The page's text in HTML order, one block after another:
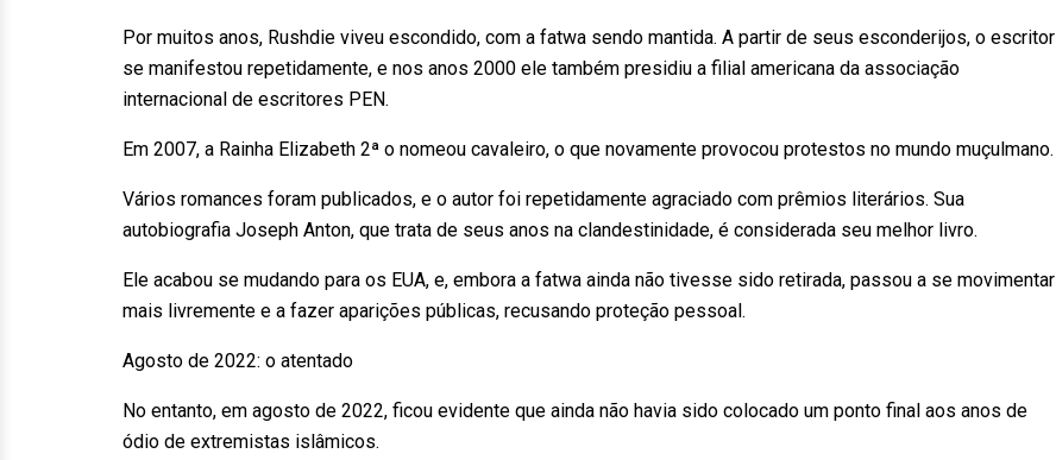
Por muitos anos, Rushdie viveu escondido, com a fatwa sendo mantida. A partir de seus esconderijos, o escritor
se manifestou repetidamente, e nos anos 2000 ele também presidiu a filial americana da associação
internacional de escritores PEN.
Em 2007, a Rainha Elizabeth 2ª o nomeou cavaleiro, o que novamente provocou protestos no mundo muçulmano.
Vários romances foram publicados, e o autor foi repetidamente agraciado com prêmios literários. Sua
autobiografia Joseph Anton, que trata de seus anos na clandestinidade, é considerada seu melhor livro.
Ele acabou se mudando para os EUA, e, embora a fatwa ainda não tivesse sido retirada, passou a se movimentar
mais livremente e a fazer aparições públicas, recusando proteção pessoal.
Agosto de 2022: o atentado
No entanto, em agosto de 2022, ficou evidente que ainda não havia sido colocado um ponto final aos anos de
ódio de extremistas islâmicos.